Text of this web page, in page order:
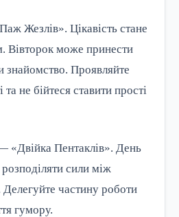
Жезлів». Цікавість стане
Вівторок може принести
знайомство. Проявляйте
та не бійтеся ставити прості
«Двійка Пентаклів». День
сили між
частину роботи
гумору.